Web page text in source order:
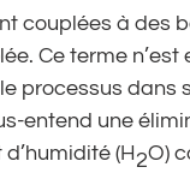
couplées à des
Ce terme n’est
processus dans
entend une
d’humidité (H 2O)